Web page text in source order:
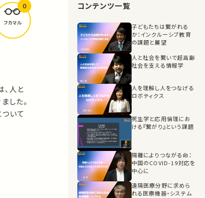
フカマル
0
人と
した。
いて
33:37
評価と課題
39:11
エンドタイトル
コンテンツ一覧
子どもたちは繋がれる
か：インクルーシブ教育
の課題と展望
人と社会を繋いで超高齢
社会を支える情報学
人を理解し人をつなげる
ロボティクス
死生学と応用倫理にお
ける『繋がり』という課題
隔離によりつながる命：
中国のCOVID-19対応を
中心に
遠隔医療分野に求めら
れる医療機器・システム